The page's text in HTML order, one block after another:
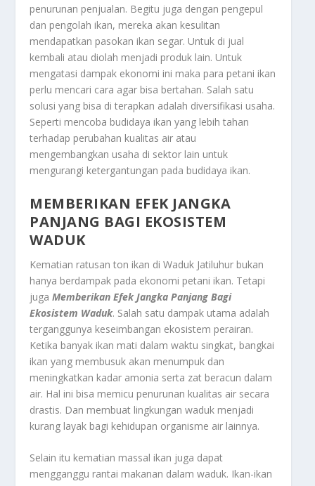
penurunan penjualan. Begitu juga dengan pengepul
dan pengolah ikan, mereka akan kesulitan
mendapatkan pasokan ikan segar. Untuk di jual
kembali atau diolah menjadi produk lain. Untuk
mengatasi dampak ekonomi ini maka para petani ikan
perlu mencari cara agar bisa bertahan. Salah satu
solusi yang bisa di terapkan adalah diversifikasi usaha.
Seperti mencoba budidaya ikan yang lebih tahan
terhadap perubahan kualitas air atau
mengembangkan usaha di sektor lain untuk
mengurangi ketergantungan pada budidaya ikan.
MEMBERIKAN EFEK JANGKA
PANJANG BAGI EKOSISTEM
WADUK
Kematian ratusan ton ikan di Waduk Jatiluhur bukan
hanya berdampak pada ekonomi petani ikan. Tetapi
jugaMemberikan Efek Jangka Panjang Bagi
Ekosistem Waduk. Salah satu dampak utama adalah
terganggunya keseimbangan ekosistem perairan.
Ketika banyak ikan mati dalam waktu singkat, bangkai
ikan yang membusuk akan menumpuk dan
meningkatkan kadar amonia serta zat beracun dalam
air. Hal ini bisa memicu penurunan kualitas air secara
drastis. Dan membuat lingkungan waduk menjadi
kurang layak bagi kehidupan organisme air lainnya.
Selain itu kematian massal ikan juga dapat
mengganggu rantai makanan dalam waduk. Ikan-ikan